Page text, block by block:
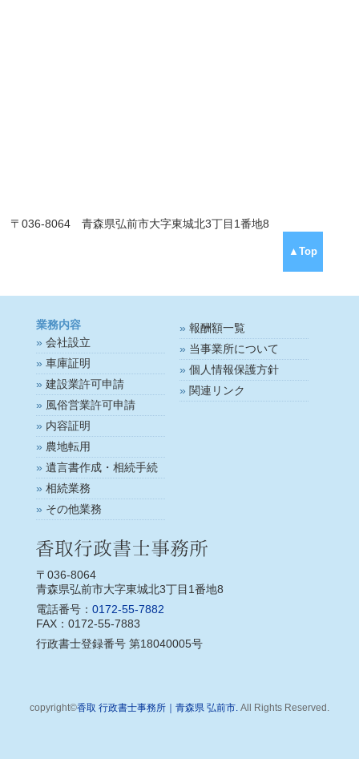
〒036-8064 青森県弘前市大字東城北3丁目1番地8
▲Top
業務内容
会社設立
車庫証明
建設業許可申請
風俗営業許可申請
内容証明
農地転用
遺言書作成・相続手続
相続業務
その他業務
報酬額一覧
当事業所について
個人情報保護方針
関連リンク
〒036-8064
青森県弘前市大字東城北3丁目1番地8
電話番号： 0172-55-7882
FAX：0172-55-7883
行政書士登録番号 第18040005号
copyright©香取 行政書士事務所｜青森県 弘前市. All Rights Reserved.